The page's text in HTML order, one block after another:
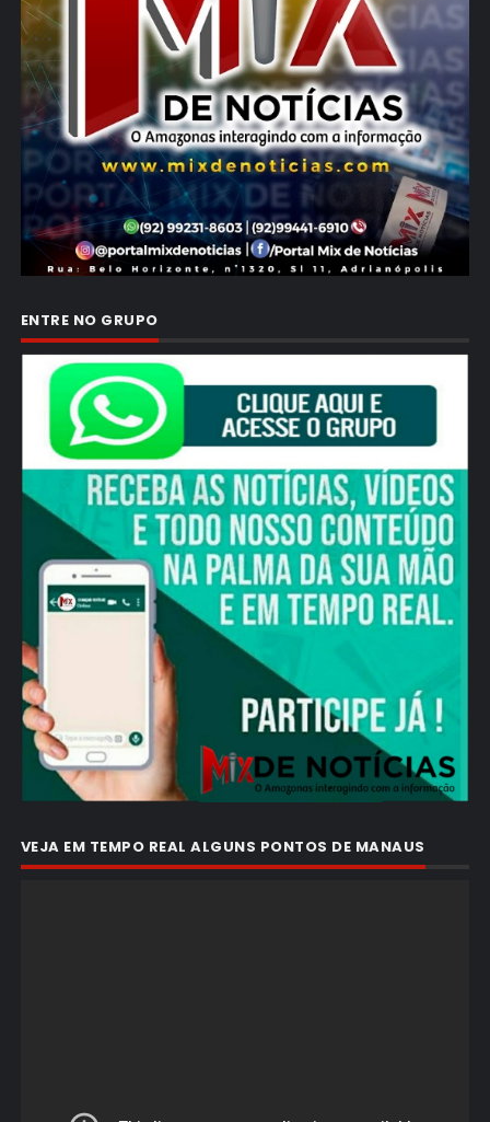
ENTRE NO GRUPO
VEJA EM TEMPO REAL ALGUNS PONTOS DE MANAUS